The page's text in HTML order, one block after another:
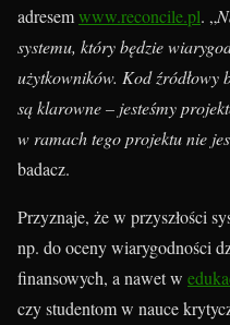
adresemwww.reconcile.pl. „
systemu, który będzie
użytkowników. Kod źródłowy
są klarowne – jesteśmy
w ramach tego projektu nie
badacz.
Przyznaje, że w przyszłości
np. do oceny wiarygodności
finansowych, a nawet w
czy studentom w nauce